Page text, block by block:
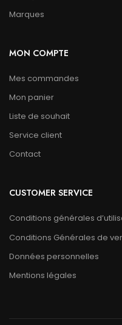
Marques
MON COMPTE
Mes commandes
Mon panier
Liste de souhait
Service client
Contact
CUSTOMER SERVICE
Conditions générales
Conditions Générales de
Données personnelles
Mentions légales